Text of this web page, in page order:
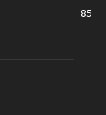
85